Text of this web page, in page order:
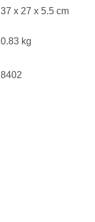
37 x 27 x 5.5 cm
0.83 kg
8402